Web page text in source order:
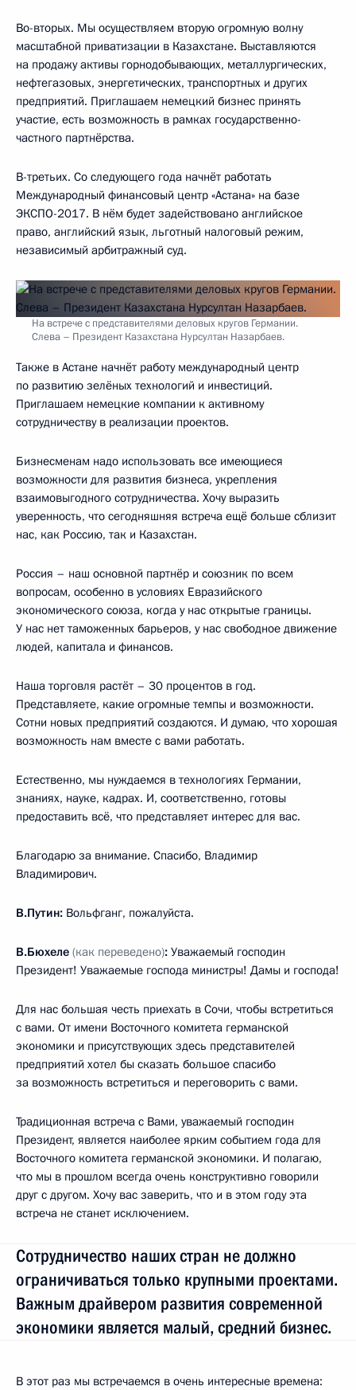
Во-вторых. Мы осуществляем вторую огромную волну
масштабной приватизации в Казахстане. Выставляются
на продажу активы горнодобывающих, металлургических,
нефтегазовых, энергетических, транспортных и других
предприятий. Приглашаем немецкий бизнес принять
участие, есть возможность в рамках государственно-
частного партнёрства.
В-третьих. Со следующего года начнёт работать
Международный финансовый центр «Астана» на базе
ЭКСПО-2017. В нём будет задействовано английское
право, английский язык, льготный налоговый режим,
независимый арбитражный суд.
На встрече с представителями деловых кругов Германии.
Слева – Президент Казахстана Нурсултан Назарбаев.
Также в Астане начнёт работу международный центр
по развитию зелёных технологий и инвестиций.
Приглашаем немецкие компании к активному
сотрудничеству в реализации проектов.
Бизнесменам надо использовать все имеющиеся
возможности для развития бизнеса, укрепления
взаимовыгодного сотрудничества. Хочу выразить
уверенность, что сегодняшняя встреча ещё больше сблизит
нас, как Россию, так и Казахстан.
Россия – наш основной партнёр и союзник по всем
вопросам, особенно в условиях Евразийского
экономического союза, когда у нас открытые границы.
У нас нет таможенных барьеров, у нас свободное движение
людей, капитала и финансов.
Наша торговля растёт – 30 процентов в год.
Представляете, какие огромные темпы и возможности.
Сотни новых предприятий создаются. И думаю, что хорошая
возможность нам вместе с вами работать.
Естественно, мы нуждаемся в технологиях Германии,
знаниях, науке, кадрах. И, соответственно, готовы
предоставить всё, что представляет интерес для вас.
Благодарю за внимание. Спасибо, Владимир
Владимирович.
В.Путин: Вольфганг, пожалуйста.
В.Бюхеле (как переведено): Уважаемый господин
Президент! Уважаемые господа министры! Дамы и господа!
Для нас большая честь приехать в Сочи, чтобы встретиться
с вами. От имени Восточного комитета германской
экономики и присутствующих здесь представителей
предприятий хотел бы сказать большое спасибо
за возможность встретиться и переговорить с вами.
Традиционная встреча с Вами, уважаемый господин
Президент, является наиболее ярким событием года для
Восточного комитета германской экономики. И полагаю,
что мы в прошлом всегда очень конструктивно говорили
друг с другом. Хочу вас заверить, что и в этом году эта
встреча не станет исключением.
Сотрудничество наших стран не должно
ограничиваться только крупными проектами.
Важным драйвером развития современной
экономики является малый, средний бизнес.
В этот раз мы встречаемся в очень интересные времена: